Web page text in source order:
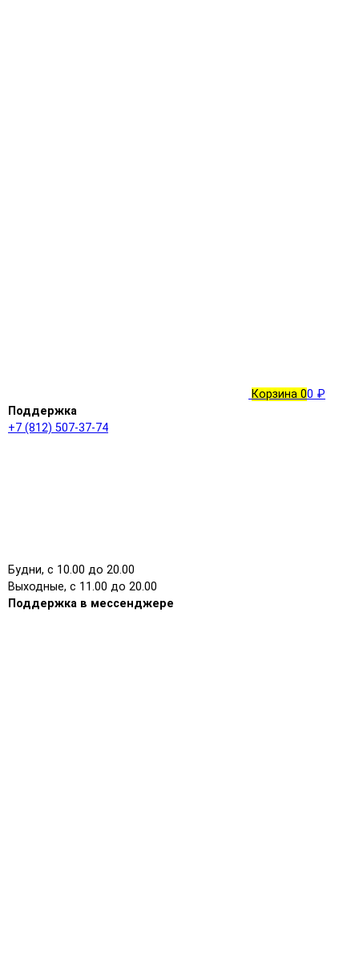
Корзина 00 ₽
Поддержка
+7 (812) 507-37-74
Будни, с 10.00 до 20.00
Выходные, с 11.00 до 20.00
Поддержка в мессенджере